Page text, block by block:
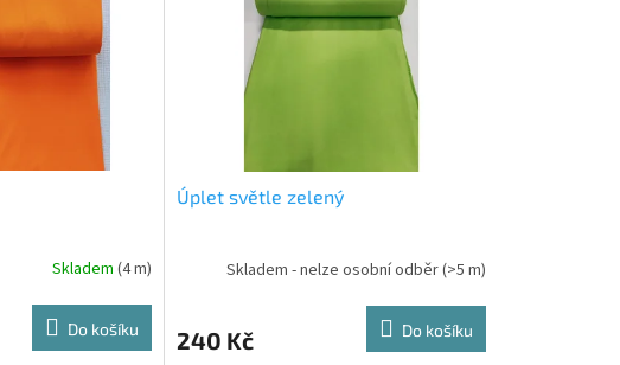
Skladem (4 m)
Do košíku
Úplet světle zelený
Skladem - nelze osobní odběr(>5 m)
240 Kč Do košíku